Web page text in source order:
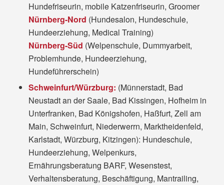
Hundefriseurin, mobile Katzenfriseurin, Groomer
Nürnberg-Nord (Hundesalon, Hundeschule,
Hundeerziehung, Medical Training)
Nürnberg-Süd (Welpenschule, Dummyarbeit,
Problemhunde, Hundeerziehung,
Hundeführerschein)
Schweinfurt/Würzburg: (Münnerstadt, Bad
Neustadt an der Saale, Bad Kissingen, Hofheim in
Unterfranken, Bad Königshofen, Haßfurt, Zell am
Main, Schweinfurt, Niederwerrn, Marktheidenfeld,
Karlstadt, Würzburg, Kitzingen): Hundeschule,
Hundeerziehung, Welpenkurs,
Ernährungsberatung BARF, Wesenstest,
Verhaltensberatung, Beschäftigung, Mantrailing,